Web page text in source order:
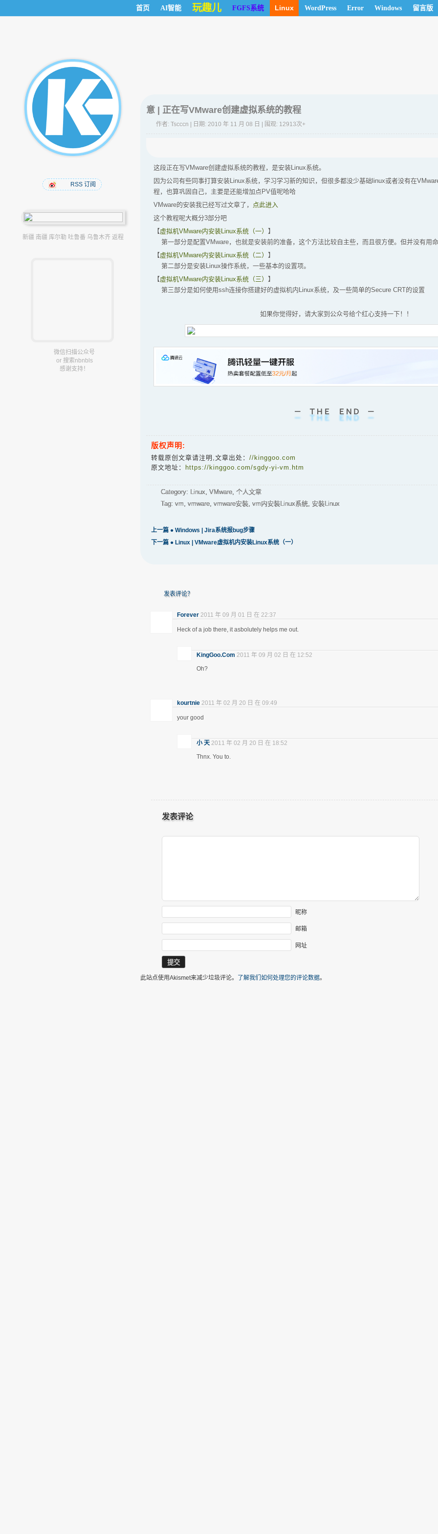
首页 AI智能 玩趣儿 FGFS系统 Linux WordPress Error Windows 留言版
RSS 订阅
新疆 南疆 库尔勒 吐鲁番 乌鲁木齐 返程
微信扫描公众号
or 搜索nbnbls
感谢支持！
意 | 正在写VMware创建虚拟系统的教程
作者: Tscccn | 日期: 2010 年 11 月 08 日 | 围观: 12913次+
这段正在写VMware创建虚拟系统的教程，是安装Linux系统。
因为公司有些同事打算安装Linux系统，学习学习新的知识，但很多都没少基础linux或者没有在
程，也算巩固自己，主要是还能增加点PV值呢哈哈
VMware的安装我已经写过文章了， 点此进入
这个教程呢大概分3部分吧
【虚拟机VMware内安装Linux系统（一） 】
第一部分是配置VMware，也就是安装前的准备，这个方法比较自主些，而且很方便。但并没有用
【虚拟机VMware内安装Linux系统（二） 】
第二部分是安装Linux操作系统，一些基本的设置项。
【虚拟机VMware内安装Linux系统（三） 】
第三部分是如何使用ssh连接你搭建好的虚拟机内Linux系统，及一些简单的Secure CRT的设置
如果你觉得好，请大家到公众号给个红心支持一下！！
－ ＴＨＥ ＥＮＤ －
版权声明:
转载原创文章请注明,文章出处： //kinggoo.com
原文地址：
https://kinggoo.com/sgdy-yi-vm.htm
Category: Linux, VMware, 个人文章
Tag: vm, vmware, vmware安装, vm内安装Linux系统, 安装Linux
上一篇 ● Windows | Jira系统报bug步骤
下一篇 ● Linux | VMware虚拟机内安装Linux系统（一）
发表评论？
Forever 2011 年 09 月 01 日 在 22:37
Heck of a job there, it asbolutely helps me out.
KingGoo.Com 2011 年 09 月 02 日 在 12:52
Oh?
kourtnie 2011 年 02 月 20 日 在 09:49
your good
小 天 2011 年 02 月 20 日 在 18:52
Thnx. You to.
发表评论
昵称
邮箱
网址
此站点使用Akismet来减少垃圾评论。 了解我们如何处理您的评论数据。